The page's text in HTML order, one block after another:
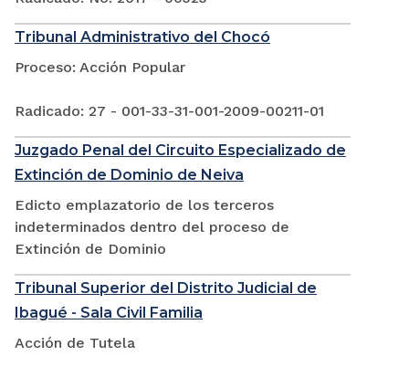
Tribunal Administrativo del Chocó
Proceso: Acción Popular
Radicado: 27 - 001-33-31-001-2009-00211-01
Juzgado Penal del Circuito Especializado de
Extinción de Dominio de Neiva
Edicto emplazatorio de los terceros
indeterminados dentro del proceso de
Extinción de Dominio
Tribunal Superior del Distrito Judicial de
Ibagué - Sala Civil Familia
Acción de Tutela